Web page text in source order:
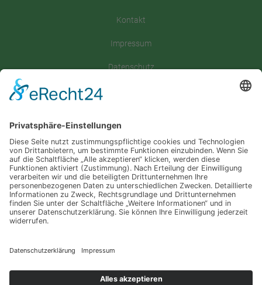
Kontakt
Impressum
Datenschutz
Sitemap
Spenden